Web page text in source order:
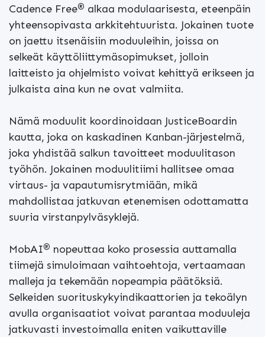
Cadence Free® alkaa modulaarisesta, eteenpäin
yhteensopivasta arkkitehtuurista. Jokainen tuote
on jaettu itsenäisiin moduuleihin, joissa on
selkeät käyttöliittymäsopimukset, jolloin
laitteisto ja ohjelmisto voivat kehittyä erikseen ja
julkaista aina kun ne ovat valmiita.
Nämä moduulit koordinoidaan JusticeBoardin
kautta, joka on kaskadinen Kanban-järjestelmä,
joka yhdistää salkun tavoitteet moduulitason
työhön. Jokainen moduulitiimi hallitsee omaa
virtaus- ja vapautumisrytmiään, mikä
mahdollistaa jatkuvan etenemisen odottamatta
suuria virstanpylväsyklejä.
MobAI® nopeuttaa koko prosessia auttamalla
tiimejä simuloimaan vaihtoehtoja, vertaamaan
malleja ja tekemään nopeampia päätöksiä.
Selkeiden suorituskykyindikaattorien ja tekoälyn
avulla organisaatiot voivat parantaa moduuleja
jatkuvasti investoimalla eniten vaikuttaville